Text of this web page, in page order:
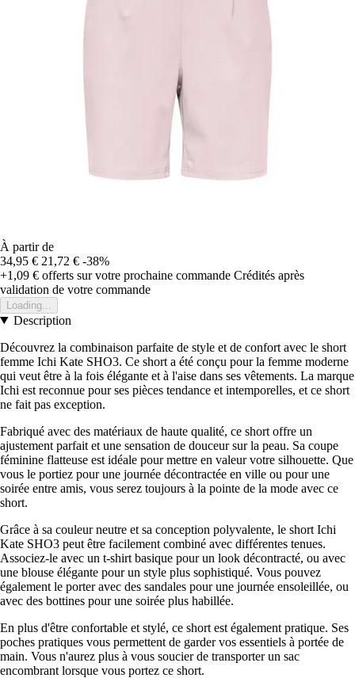
À partir de
34,95 € 21,72 € -38%
+1,09 € offerts sur votre prochaine commande Crédités après
validation de votre commande
Loading...
Description
Découvrez la combinaison parfaite de style et de confort avec le short
femme Ichi Kate SHO3. Ce short a été conçu pour la femme moderne
qui veut être à la fois élégante et à l'aise dans ses vêtements. La marque
Ichi est reconnue pour ses pièces tendance et intemporelles, et ce short
ne fait pas exception.
Fabriqué avec des matériaux de haute qualité, ce short offre un
ajustement parfait et une sensation de douceur sur la peau. Sa coupe
féminine flatteuse est idéale pour mettre en valeur votre silhouette. Que
vous le portiez pour une journée décontractée en ville ou pour une
soirée entre amis, vous serez toujours à la pointe de la mode avec ce
short.
Grâce à sa couleur neutre et sa conception polyvalente, le short Ichi
Kate SHO3 peut être facilement combiné avec différentes tenues.
Associez-le avec un t-shirt basique pour un look décontracté, ou avec
une blouse élégante pour un style plus sophistiqué. Vous pouvez
également le porter avec des sandales pour une journée ensoleillée, ou
avec des bottines pour une soirée plus habillée.
En plus d'être confortable et stylé, ce short est également pratique. Ses
poches pratiques vous permettent de garder vos essentiels à portée de
main. Vous n'aurez plus à vous soucier de transporter un sac
encombrant lorsque vous portez ce short.